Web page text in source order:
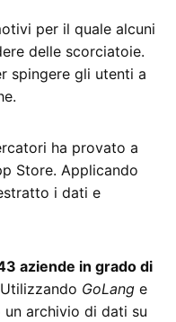
per il quale alcuni
delle scorciatoie.
spingere gli utenti a
ha provato a
Store. Applicando
i dati e
aziende in grado di
GoLang e
un archivio di dati su